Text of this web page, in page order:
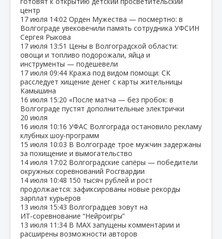
центр
17 июля 14:02 Орден Мужества — посмертно: в
Волгограде увековечили память сотрудника УФСИН
Сергея Рыкова
17 июля 13:51 Цены в Волгоградской области:
овощи и топливо подорожали, яйца и
инструменты — подешевели
17 июля 09:44 Кража под видом помощи: СК
расследует хищение денег с карты жительницы
Камышина
16 июля 15:20 «После матча — без пробок: в
Волгограде пустят дополнительные электрички
20 июля
16 июля 10:16 УФАС Волгограда остановило рекламу
клубных шоу‑программ
15 июля 10:03 В Волгограде трое мужчин задержаны
за похищение и вымогательство
14 июля 17:02 Волгоградские сапёры — победители
окружных соревнований Росгвардии
14 июля 10:48 150 тысяч рублей и рост
продолжается: зафиксированы новые рекорды
зарплат курьеров
13 июля 15:43 Волгоградцев зовут на
ИТ‑соревнование “Нейроигры”
13 июля 11:34 В МАХ запущены комментарии и
расширены возможности авторов